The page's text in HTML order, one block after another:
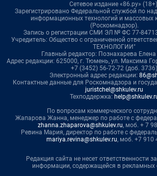
Сетевое издание «86.ру»
Зарегистрировано Федеральной службой по
информационных технологий и массовых
(Роскомнадзор).
Запись о регистрации СМИ ЭЛ № ФС 77-
Учредитель: Общество с ограниченной
ТЕХНОЛОГИИ"
Главный редактор: Познахарева
Адрес редакции: 625000, г. Тюмень, ул. Максима
+7 (3452) 56-72-72 (доб. 3736)
Электронный адрес редакции:
Контактные данные для Роскомнадзора и
juristchel@shkulev.ru
Техподдержка:
По вопросам коммерческого
Жапарова Жанна, менеджер по работе с
zhanna.zhaparova@shkulev.ru, моб. + 7
Ревина Мария, директор по работе с
mariya.revina@shkulev.ru, моб. +7 910
Редакция сайта не несет ответственности
информации, содержащейся в рекламных